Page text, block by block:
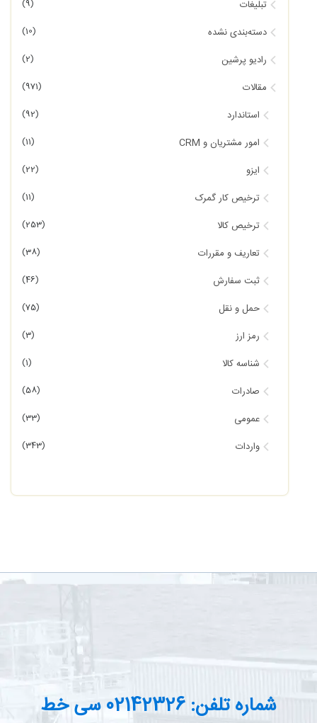
تبلیغات (9)
دسته‌بندی نشده (10)
رادیو پرشین (2)
مقالات (971)
استاندارد (92)
امور مشتریان و CRM (11)
ایزو (22)
ترخیص کار گمرک (11)
ترخیص کالا (253)
تعاریف و مقررات (38)
ثبت سفارش (46)
حمل و نقل (75)
رمز ارز (3)
شناسه کالا (1)
صادرات (58)
عمومی (33)
واردات (343)
شماره تلفن: 02142326 سی خط